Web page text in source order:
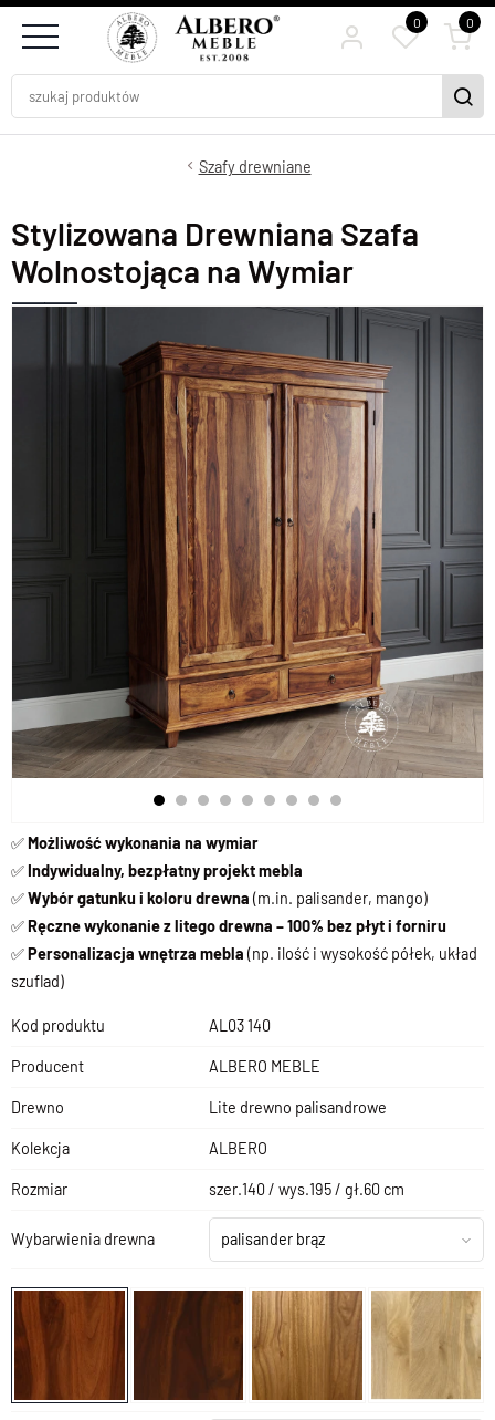
0 0
Szafy drewniane
Stylizowana Drewniana Szafa
Wolnostojąca na Wymiar
✅Możliwość wykonania na wymiar
✅Indywidualny, bezpłatny projekt mebla
✅Wybór gatunku i koloru drewna (m.in. palisander, mango)
✅Ręczne wykonanie z litego drewna – 100% bez płyt i forniru
✅Personalizacja wnętrza mebla (np. ilość i wysokość półek, układ
szuflad)
Kod produktu AL03 140
Producent ALBERO MEBLE
Drewno Lite drewno palisandrowe
Kolekcja ALBERO
Rozmiar szer.140 / wys.195 / gł.60 cm
Wybarwienia drewna palisander brąz